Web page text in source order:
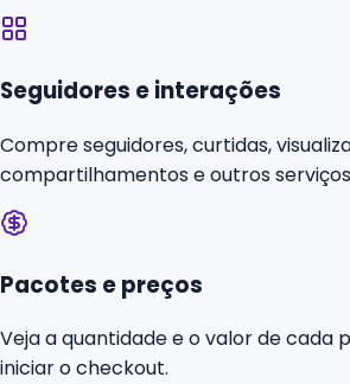
Seguidores e interações
Compre seguidores, curtidas,
compartilhamentos e outros
Pacotes e preços
Veja a quantidade e o valor de cada
iniciar o checkout.